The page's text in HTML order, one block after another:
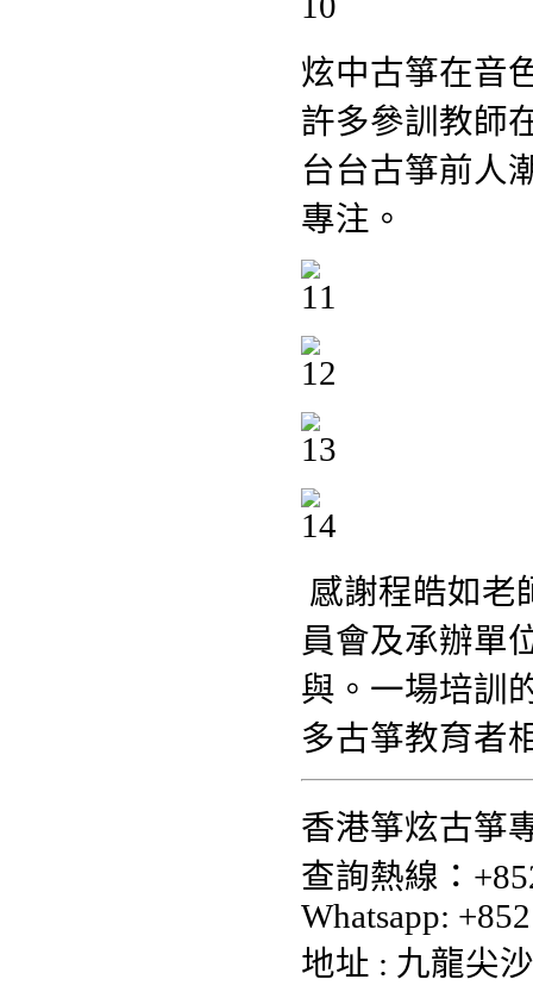
炫中古箏在音
許多參訓教師
台台古箏前人
專注。
感謝程皓如老
員會及承辦單
與。一場培訓
多古箏教育者
香港箏炫古箏
查詢熱線：
Whatsapp:
地址 : 九龍尖